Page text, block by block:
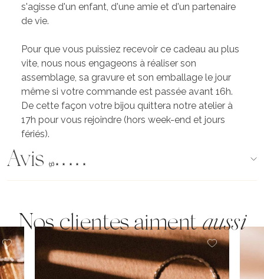
s'agisse d'un enfant, d'une amie et d'un partenaire
de vie.
Pour que vous puissiez recevoir ce cadeau au plus
vite, nous nous engageons à réaliser son
assemblage, sa gravure et son emballage le jour
même si votre commande est passée avant 16h.
De cette façon votre bijou quittera notre atelier à
17h pour vous rejoindre (hors week-end et jours
fériés).
Avis (96)
Nos clientes aimentaussi